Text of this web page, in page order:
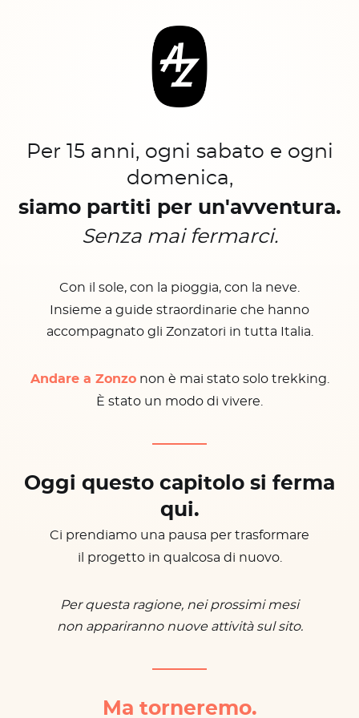
Per 15 anni, ogni sabato e ogni
domenica,
siamo partiti per un'avventura.
Senza mai fermarci.
Con il sole, con la pioggia, con la neve.
Insieme a guide straordinarie che hanno
accompagnato gli Zonzatori in tutta Italia.
Andare a Zonzonon è mai stato solo trekking.
È stato un modo di vivere.
Oggi questo capitolo si ferma
qui.
Ci prendiamo una pausa per trasformare
il progetto in qualcosa di nuovo.
Per questa ragione, nei prossimi mesi
non appariranno nuove attività sul sito.
Ma torneremo.